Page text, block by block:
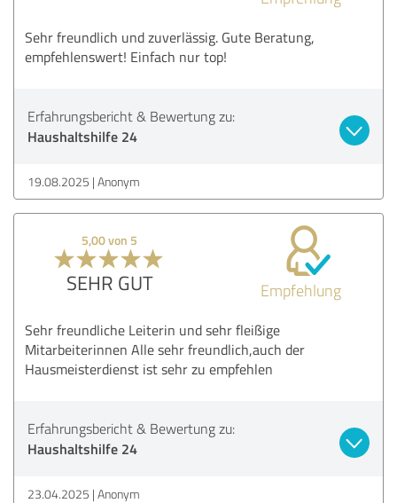
Sehr freundlich und zuverlässig. Gute Beratung,
empfehlenswert! Einfach nur top!
Erfahrungsbericht & Bewertung zu:
Haushaltshilfe 24
19.08.2025 Anonym
5,00 von 5
SEHR GUT Empfehlung
Sehr freundliche Leiterin und sehr fleißige
Mitarbeiterinnen Alle sehr freundlich,auch der
Hausmeisterdienst ist sehr zu empfehlen
Erfahrungsbericht & Bewertung zu:
Haushaltshilfe 24
23.04.2025 Anonym